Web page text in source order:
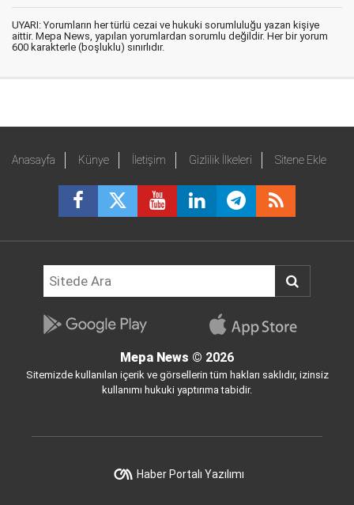
UYARI: Yorumların her türlü cezai ve hukuki sorumluluğu yazan kişiye
aittir. Mepa News, yapılan yorumlardan sorumlu değildir. Her bir yorum
600 karakterle (boşluklu) sınırlıdır.
Anasayfa Künye İletişim Gizlilik İlkeleri Sitene Ekle
Mepa News © 2026
Sitemizde kullanılan içerik ve görsellerin tüm hakları saklıdır, izinsiz
kullanımı hukuki yaptırıma tabidir.
Haber Portalı Yazılımı